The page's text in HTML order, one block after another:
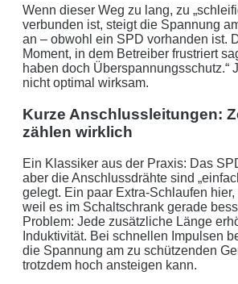
Wenn dieser Weg zu lang, zu
verbunden ist, steigt die Spannung
an – obwohl ein SPD vorhanden ist.
Moment, in dem Betreiber frustriert
haben doch Überspannungsschutz.“
nicht optimal wirksam.
Kurze Anschlussleitungen:
zählen wirklich
Ein Klassiker aus der Praxis: Das
aber die Anschlussdrähte sind
gelegt. Ein paar Extra-Schlaufen
weil es im Schaltschrank gerade
Problem: Jede zusätzliche Länge
Induktivität. Bei schnellen Impulsen
die Spannung am zu schützenden
trotzdem hoch ansteigen kann.